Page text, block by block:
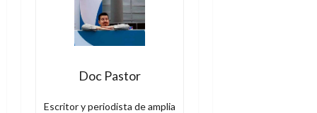
Doc Pastor
Escritor y periodista de amplia